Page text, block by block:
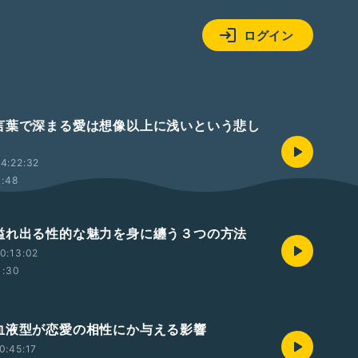
ログイン
で深まる愛は想像以上に浅いという悲し
出る性的な魅力を身に纏う３つの方法
型が恋愛の相性にか与える影響